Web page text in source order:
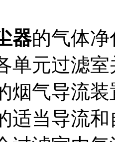
器的气体
单元过滤
烟气导流
适当导流